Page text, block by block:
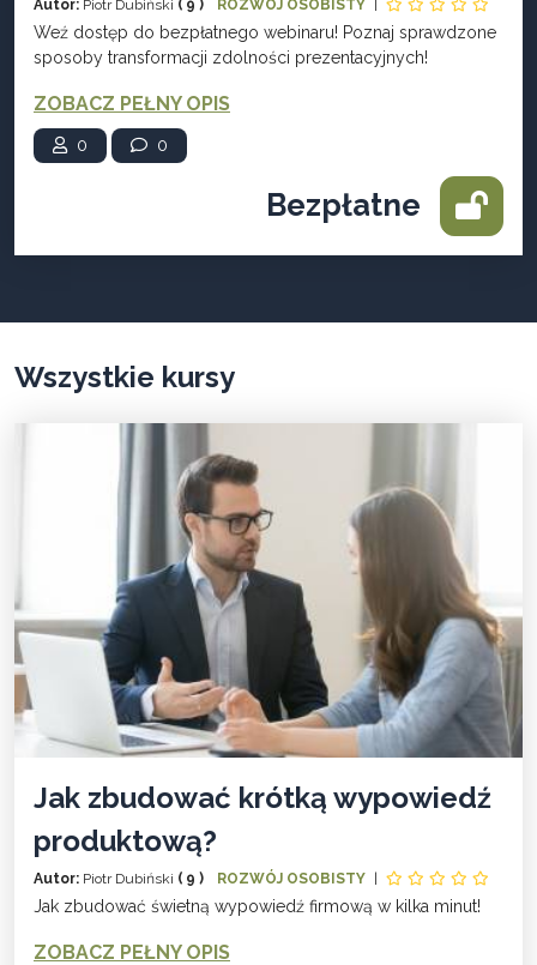
Autor: Piotr Dubiński ( 9 ) ROZWÓJ OSOBISTY
Weź dostęp do bezpłatnego webinaru! Poznaj sprawdzone
sposoby transformacji zdolności prezentacyjnych!
ZOBACZ PEŁNY OPIS
0 0
Bezpłatne
Wszystkie kursy
Jak zbudować krótką wypowiedź
produktową?
Autor: Piotr Dubiński ( 9 ) ROZWÓJ OSOBISTY |
Jak zbudować świetną wypowiedź firmową w kilka minut!
ZOBACZ PEŁNY OPIS